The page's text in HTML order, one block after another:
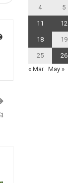
4 5
11 12
18 19
25 26
« Mar
May »